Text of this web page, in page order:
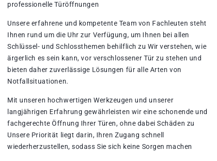
professionelle Türöffnungen
Unsere erfahrene und kompetente Team von Fachleuten steht
Ihnen rund um die Uhr zur Verfügung, um Ihnen bei allen
Schlüssel- und Schlossthemen behilflich zu Wir verstehen, wie
ärgerlich es sein kann, vor verschlossener Tür zu stehen und
bieten daher zuverlässige Lösungen für alle Arten von
Notfallsituationen.
Mit unseren hochwertigen Werkzeugen und unserer
langjährigen Erfahrung gewährleisten wir eine schonende und
fachgerechte Öffnung Ihrer Türen, ohne dabei Schäden zu
Unsere Priorität liegt darin, Ihren Zugang schnell
wiederherzustellen, sodass Sie sich keine Sorgen machen